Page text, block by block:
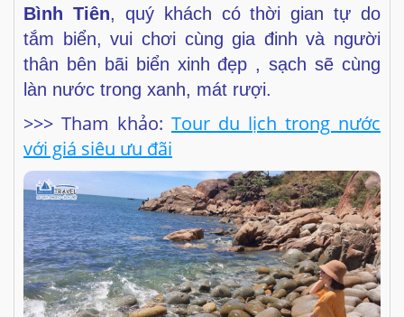
Bình Tiên, quý khách có thời gian tự do
tắm biển, vui chơi cùng gia đinh và người
thân bên bãi biển xinh đẹp , sạch sẽ cùng
làn nước trong xanh, mát rượi.
>>> Tham khảo: Tour du lịch trong nước
với giá siêu ưu đãi